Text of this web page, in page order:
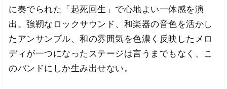
に奏でられた「起死回生」で心地よい一体感を演
出。強靭なロックサウンド、和楽器の音色を活かし
たアンサンブル、和の雰囲気を色濃く反映したメロ
ディが一つになったステージは言うまでもなく、こ
のバンドにしか生み出せない。